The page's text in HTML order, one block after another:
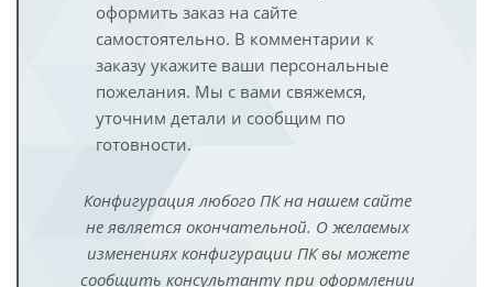
оформить заказ на сайте
самостоятельно. В комментарии к
заказу укажите ваши персональные
пожелания. Мы с вами свяжемся,
уточним детали и сообщим по
готовности.
Конфигурация любого ПК на нашем сайте
не является окончательной. О желаемых
изменениях конфигурации ПК вы можете
сообщить консультанту при оформлении